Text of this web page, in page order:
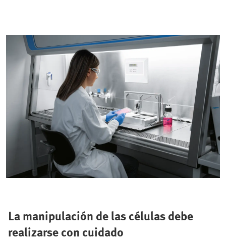
La manipulación de las células debe
realizarse con cuidado